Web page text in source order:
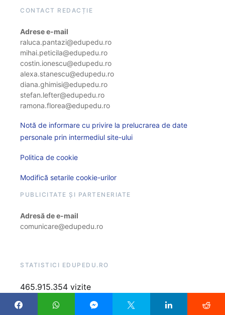
CONTACT REDACȚIE
Adrese e-mail
raluca.pantazi@edupedu.ro
mihai.peticila@edupedu.ro
costin.ionescu@edupedu.ro
alexa.stanescu@edupedu.ro
diana.ghimisi@edupedu.ro
stefan.lefter@edupedu.ro
ramona.florea@edupedu.ro
Notă de informare cu privire la prelucrarea de date
personale prin intermediul site-ului
Politica de cookie
Modifică setarile cookie-urilor
PUBLICITATE ȘI PARTENERIATE
Adresă de e-mail
comunicare@edupedu.ro
STATISTICI EDUPEDU.RO
465.915.354 vizite